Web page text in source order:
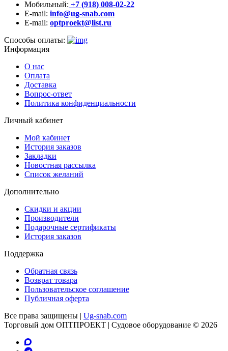
Мобильный: +7 (918) 008-02-22
E-mail: info@ug-snab.com
E-mail: optproekt@list.ru
Способы оплаты:
Информация
О нас
Оплата
Доставка
Вопрос-ответ
Политика конфиденциальности
Личный кабинет
Мой кабинет
История заказов
Закладки
Новостная рассылка
Список желаний
Дополнительно
Скидки и акции
Производители
Подарочные сертификаты
История заказов
Поддержка
Обратная связь
Возврат товара
Пользовательское соглашение
Публичная оферта
Все права защищены | Ug-snab.com
Торговый дом ОПТПРОЕКТ | Судовое оборудование © 2026